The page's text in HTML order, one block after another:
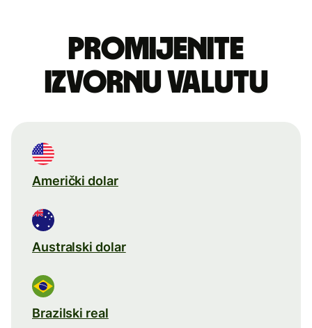
Promijenite
izvornu valutu
Američki dolar
Australski dolar
Brazilski real